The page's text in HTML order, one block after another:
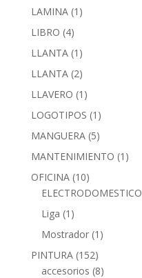
LAMINA (1)
LIBRO (4)
LLANTA (1)
LLANTA (2)
LLAVERO (1)
LOGOTIPOS (1)
MANGUERA (5)
MANTENIMIENTO (1)
OFICINA (10)
ELECTRODOMESTICO
Liga (1)
Mostrador (1)
PINTURA (152)
accesorios (8)